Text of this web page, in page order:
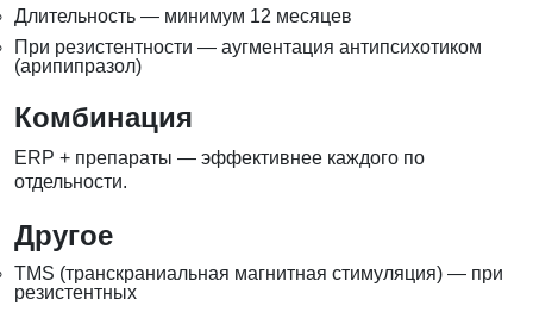
Длительность — минимум 12 месяцев
При резистентности — аугментация антипсихотиком
(арипипразол)
Комбинация
ERP + препараты — эффективнее каждого по
отдельности.
Другое
TMS (транскраниальная магнитная стимуляция) — при
резистентных